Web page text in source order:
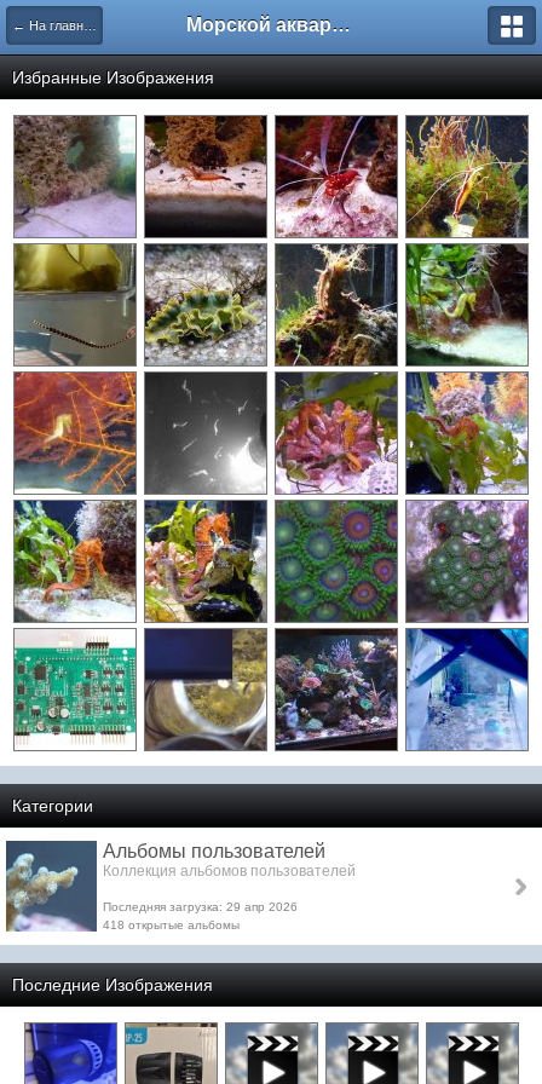
← На главную Морской аквариум. Форумы ReefCentral.ru
Избранные Изображения
Категории
Альбомы пользователей
Коллекция альбомов пользователей
Последняя загрузка: 29 апр 2026
418 открытые альбомы
Последние Изображения